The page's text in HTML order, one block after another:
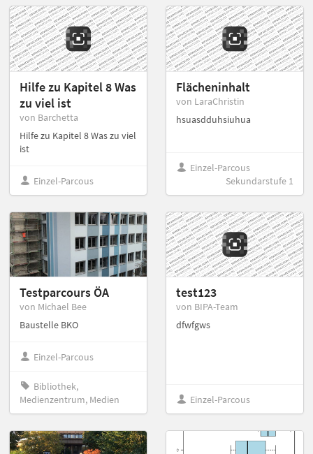
Hilfe zu Kapitel 8 Was
zu viel ist
von Barchetta
Hilfe zu Kapitel 8 Was zu viel
ist
Einzel-Parcous
Flächeninhalt
von LaraChristin
hsuasdduhsiuhua
Einzel-Parcous
Sekundarstufe 1
Testparcours ÖA
von Michael Bee
Baustelle BKO
Einzel-Parcous
Bibliothek,
Medienzentrum, Medien
test123
von BIPA-Team
dfwfgws
Einzel-Parcous